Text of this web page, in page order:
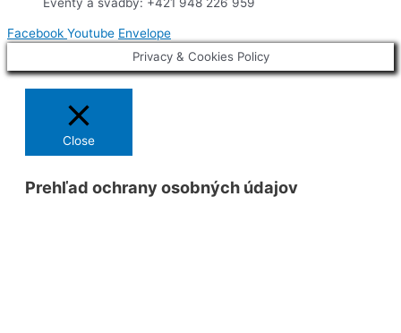
Facebook Youtube Envelope
Privacy & Cookies Policy
Close
Prehľad ochrany osobných údajov